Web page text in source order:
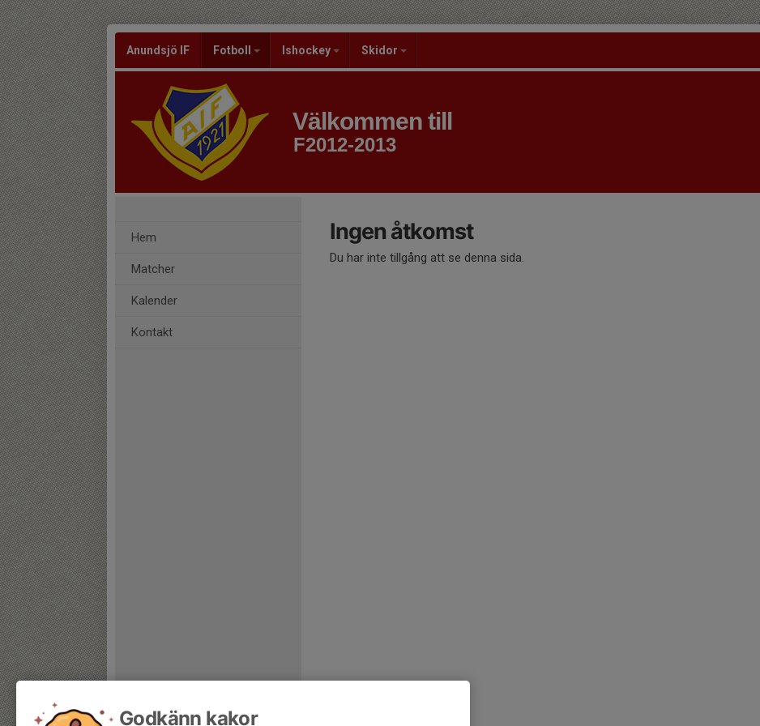
Anundsjö IF Fotboll Ishockey Skidor
Välkommen till
F2012-2013
Hem
Matcher
Kalender
Kontakt
Ingen åtkomst
Du har inte tillgång att se denna sida.
Godkänn kakor